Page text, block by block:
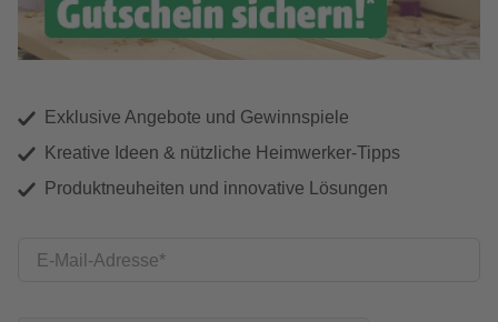
Exklusive Angebote und Gewinnspiele
Kreative Ideen & nützliche Heimwerker-Tipps
Produktneuheiten und innovative Lösungen
E-Mail-Adresse